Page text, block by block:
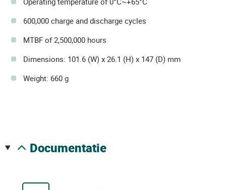
600,000 charge and discharge cycles
MTBF of 2,500,000 hours
Dimensions: 101.6 (W) x 26.1 (H) x 147 (D) mm
Weight: 660 g
documentatie